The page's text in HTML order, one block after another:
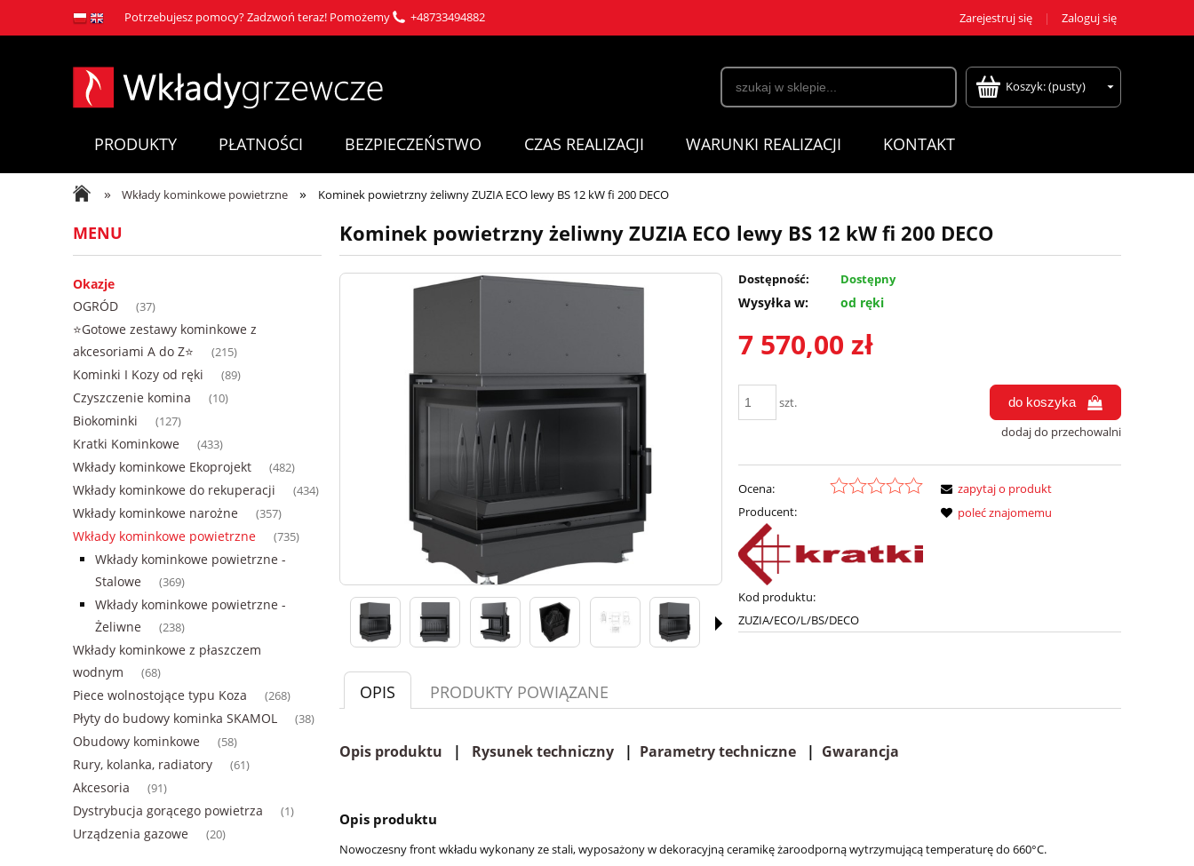
Potrzebujesz pomocy? Zadzwoń teraz! Pomożemy +48733494882 Zarejestruj się Zaloguj się
Koszyk:(pusty)
PRODUKTY PŁATNOŚCI BEZPIECZEŃSTWO CZAS REALIZACJI WARUNKI REALIZACJI KONTAKT
» Wkłady kominkowe powietrzne » Kominek powietrzny żeliwny ZUZIA ECO lewy BS 12 kW fi 200 DECO
MENU
Okazje
OGRÓD
(37)
⭐Gotowe zestawy kominkowe z
akcesoriami A do Z⭐
(215)
Kominki I Kozy od ręki (89)
Czyszczenie komina (10)
Biokominki (127)
Kratki Kominkowe (433)
Wkłady kominkowe Ekoprojekt (482)
Wkłady kominkowe do rekuperacji (434)
Wkłady kominkowe narożne (357)
Wkłady kominkowe powietrzne (735)
Wkłady kominkowe powietrzne -
Stalowe
(369)
Wkłady kominkowe powietrzne -
Żeliwne
(238)
Wkłady kominkowe z płaszczem
wodnym
(68)
Piece wolnostojące typu Koza (268)
Płyty do budowy kominka SKAMOL (38)
Obudowy kominkowe (58)
Rury, kolanka, radiatory (61)
Akcesoria (91)
Dystrybucja gorącego powietrza (1)
Urządzenia gazowe (20)
Kominek powietrzny żeliwny ZUZIA ECO lewy BS 12 kW fi 200 DECO
Dostępność: Dostępny
Wysyłka w: od ręki
7 570,00 zł
szt. do koszyka
dodaj do przechowalni
Ocena:
Producent:
Kod produktu:
ZUZIA/ECO/L/BS/DECO
zapytaj o produkt
poleć znajomemu
OPIS PRODUKTY POWIĄZANE
Opis produktu | Rysunek techniczny | Parametry techniczne | Gwarancja
Opis produktu
Nowoczesny front wkładu wykonany ze stali, wyposażony w dekoracyjną ceramikę żaroodporną wytrzymującą temperaturę do 660°C.